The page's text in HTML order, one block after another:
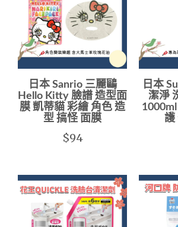
日本 Sanrio 三麗鷗
Hello Kitty 臉譜 造型面
膜 凱蒂貓 彩繪 角色 造
型 搞怪 面膜
$94
日本
潔淨
護